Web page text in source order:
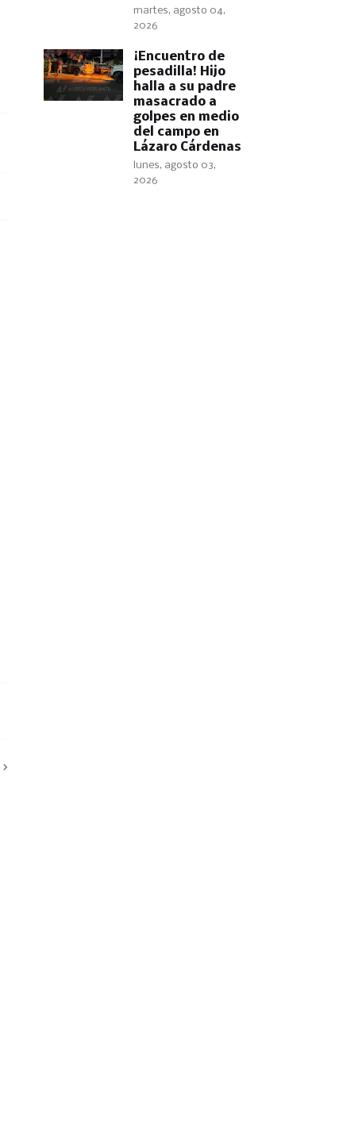
martes, agosto 04,
2026
​¡Encuentro de
pesadilla! Hijo
halla a su padre
masacrado a
golpes en medio
del campo en
Lázaro Cárdenas
lunes, agosto 03,
2026